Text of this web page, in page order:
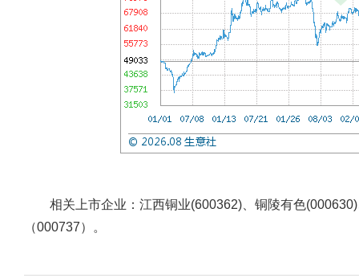
相关上市企业：江西铜业(600362)、铜陵有色(000630)
（000737）。